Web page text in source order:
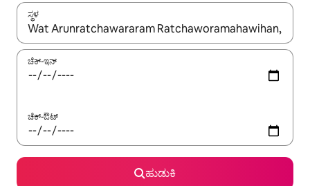
ಸ್ಥಳ
ಫಲಿತಾಂಶಗಳು ಲಭ್ಯವಿರುವಾಗ, ಅಪ್ ಮತ್ತು ಡೌನ್ ಬಾಣದ ಕೀಲಿಗಳೊಂದಿಗೆ
ಚೆಕ್-ಇನ್
ಚೆಕ್-ಔಟ್
ಹುಡುಕಿ